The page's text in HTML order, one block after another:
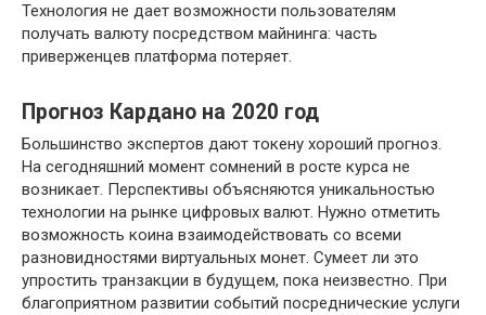
Технология не дает возможности пользователям
получать валюту посредством майнинга: часть
приверженцев платформа потеряет.
Прогноз Кардано на 2020 год
Большинство экспертов дают токену хороший прогноз.
На сегодняшний момент сомнений в росте курса не
возникает. Перспективы объясняются уникальностью
технологии на рынке цифровых валют. Нужно отметить
возможность коина взаимодействовать со всеми
разновидностями виртуальных монет. Сумеет ли это
упростить транзакции в будущем, пока неизвестно. При
благоприятном развитии событий посреднические услуги